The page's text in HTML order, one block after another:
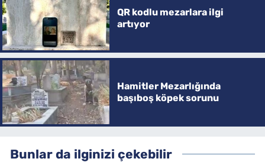
QR kodlu mezarlara ilgi
artıyor
Hamitler Mezarlığında
başıboş köpek sorunu
Bunlar da ilginizi çekebilir